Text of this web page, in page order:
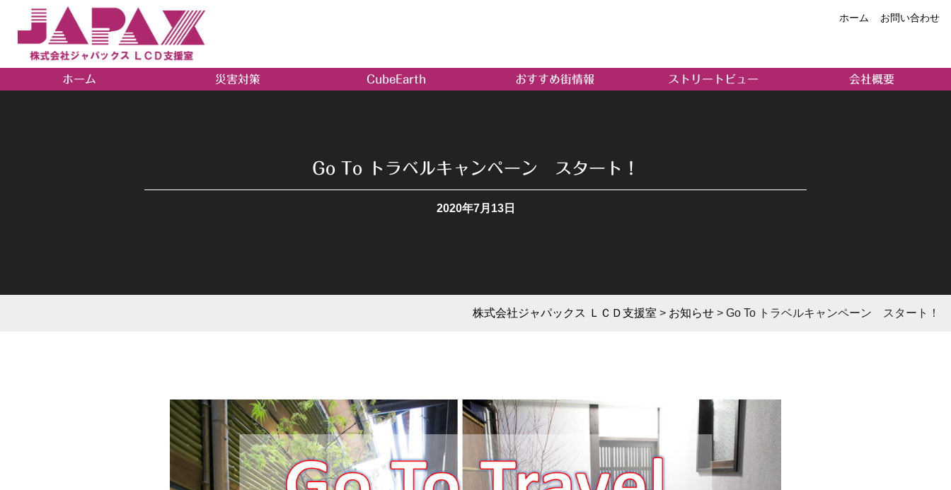
ホーム 災害対策 CubeEarth おすすめ街情報 ストリートビュー 会社概要
ホーム お問い合わせ
Go To トラベルキャンペーン スタート！
2020年7月13日
株式会社ジャパックス ＬＣＤ支援室 > お知らせ > Go To トラベルキャンペーン スタート！